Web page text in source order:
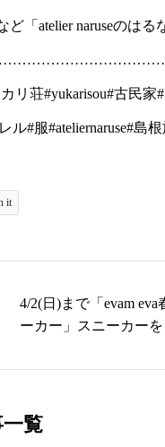
のスピンド
がポイント
カットソー
のはるな
屋#新作
「atelier naruseのはる
リ荘#yukarisou#古民
#服#ateliernaruse#島
it
4/2(日)まで「evam
ーカー」スニーカー
の熟練した手作業で作
シャープなシルエッ
便利な一足ですぜひ
覧